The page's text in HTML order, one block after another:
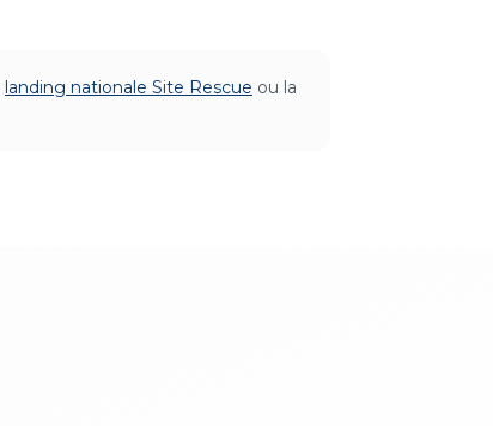
landing nationale Site Rescue ou la